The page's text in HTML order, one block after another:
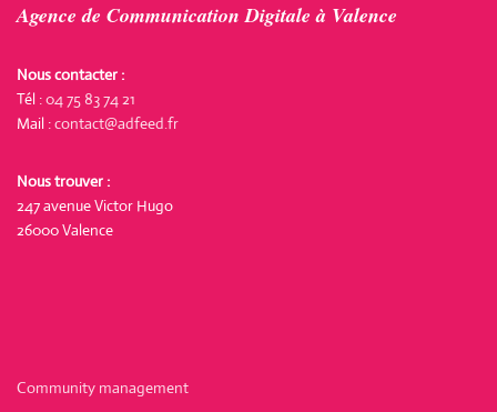
Agence de Communication Digitale à Valence
Nous contacter :
Tél :04 75 83 74 21
Mail :contact@adfeed.fr
Nous trouver :
247 avenue Victor Hugo
26000 Valence
Community management